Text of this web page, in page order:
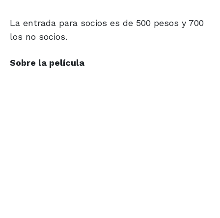
La entrada para socios es de 500 pesos y 700
los no socios.
Sobre la película